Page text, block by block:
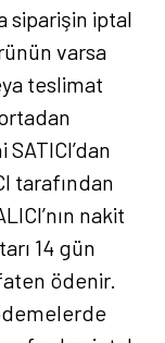
siparişin iptal
varsa
teslimat
tarafından
nakit
14 gün
ödenir.